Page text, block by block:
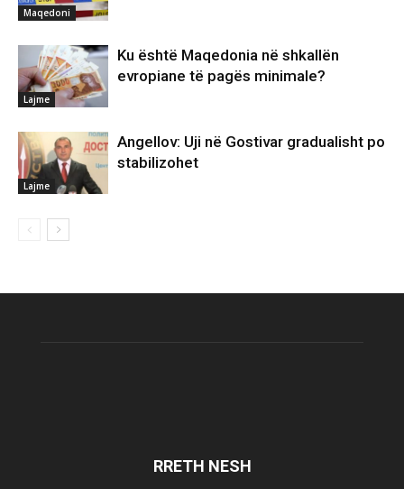
Maqedoni
Lajme
Ku është Maqedonia në shkallën
evropiane të pagës minimale?
Lajme
Angellov: Uji në Gostivar gradualisht po
stabilizohet
RRETH NESH